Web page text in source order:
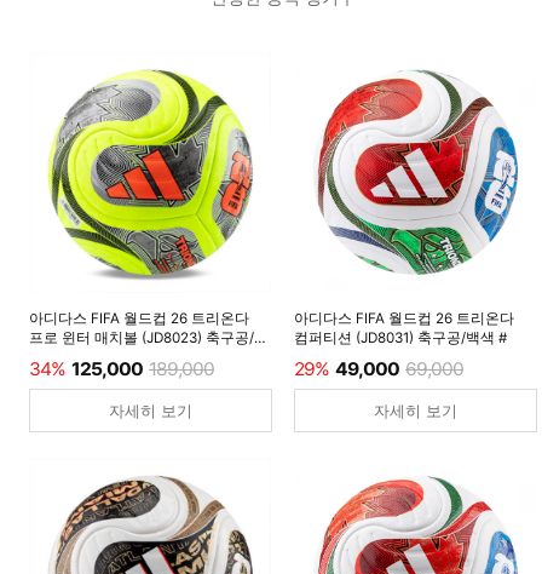
아디다스 FIFA 월드컵 26 트리온다
프로 윈터 매치볼 (JD8023) 축구공/
34% 125,000 189,000
자세히 보기
아디다스 FIFA 월드컵 26 트리온다
컴퍼티션 (JD8031) 축구공/백색 #
29% 49,000 69,000
자세히 보기